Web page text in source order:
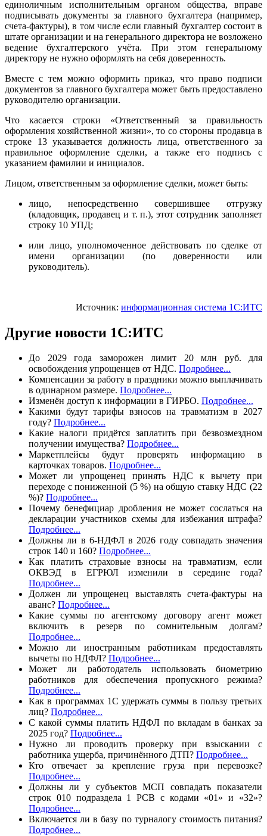
единоличным исполнительным органом общества, вправе
подписывать документы за главного бухгалтера (например,
счета-фактуры), в том числе если главный бухгалтер состоит в
штате организации и на генерального директора не возложено
ведение бухгалтерского учёта. При этом генеральному
директору не нужно оформлять на себя доверенность.
Вместе с тем можно оформить приказ, что право подписи
документов за главного бухгалтера может быть предоставлено
руководителю организации.
Что касается строки «Ответственный за правильность
оформления хозяйственной жизни», то со стороны продавца в
строке 13 указывается должность лица, ответственного за
правильное оформление сделки, а также его подпись с
указанием фамилии и инициалов.
Лицом, ответственным за оформление сделки, может быть:
лицо, непосредственно совершившее отгрузку
(кладовщик, продавец и т. п.), этот сотрудник заполняет
строку 10 УПД;
или лицо, уполномоченное действовать по сделке от
имени организации (по доверенности или
руководитель).
Источник: информационная система 1С:ИТС
Другие новости 1С:ИТС
До 2029 года заморожен лимит 20 млн руб. для
освобождения упрощенцев от НДС. Подробнее...
Компенсации за работу в праздники можно выплачивать
в одинарном размере. Подробнее...
Изменён доступ к информации в ГИРБО. Подробнее...
Какими будут тарифы взносов на травматизм в 2027
году? Подробнее...
Какие налоги придётся заплатить при безвозмездном
получении имущества? Подробнее...
Маркетплейсы будут проверять информацию в
карточках товаров. Подробнее...
Может ли упрощенец принять НДС к вычету при
переходе с пониженной (5 %) на общую ставку НДС (22
%)? Подробнее...
Почему бенефициар дробления не может сослаться на
декларации участников схемы для избежания штрафа?
Подробнее...
Должны ли в 6-НДФЛ в 2026 году совпадать значения
строк 140 и 160? Подробнее...
Как платить страховые взносы на травматизм, если
ОКВЭД в ЕГРЮЛ изменили в середине года?
Подробнее...
Должен ли упрощенец выставлять счета-фактуры на
аванс? Подробнее...
Какие суммы по агентскому договору агент может
включить в резерв по сомнительным долгам?
Подробнее...
Можно ли иностранным работникам предоставлять
вычеты по НДФЛ? Подробнее...
Может ли работодатель использовать биометрию
работников для обеспечения пропускного режима?
Подробнее...
Как в программах 1C удержать суммы в пользу третьих
лиц? Подробнее...
С какой суммы платить НДФЛ по вкладам в банках за
2025 год? Подробнее...
Нужно ли проводить проверку при взыскании с
работника ущерба, причинённого ДТП? Подробнее...
Кто отвечает за крепление груза при перевозке?
Подробнее...
Должны ли у субъектов МСП совпадать показатели
строк 010 подраздела 1 РСВ с кодами «01» и «32»?
Подробнее...
Включается ли в базу по турналогу стоимость питания?
Подробнее...